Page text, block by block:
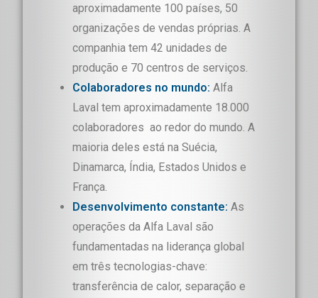
aproximadamente 100 países, 50
organizações de vendas próprias. A
companhia tem 42 unidades de
produção e 70 centros de serviços.
Colaboradores no mundo: Alfa
Laval tem aproximadamente 18.000
colaboradores ao redor do mundo. A
maioria deles está na Suécia,
Dinamarca, Índia, Estados Unidos e
França.
Desenvolvimento constante: As
operações da Alfa Laval são
fundamentadas na liderança global
em três tecnologias-chave:
transferência de calor, separação e